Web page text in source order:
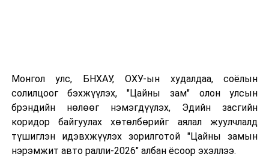
Монгол улс, БНХАУ, ОХУ-ын худалдаа, соёлын
солилцоог бэхжүүлэх, "Цайны зам" олон улсын
брэндийн нөлөөг нэмэгдүүлэх, Эдийн засгийн
коридор байгуулах хөтөлбөрийг аялал жуулчлалд
түшиглэн идэвхжүүлэх зорилготой "Цайны замын
нэрэмжит авто ралли-2026" албан ёсоор эхэллээ.